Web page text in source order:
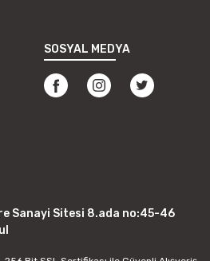
SOSYAL MEDYA
Sanayi Sitesi 8.ada no:45-46